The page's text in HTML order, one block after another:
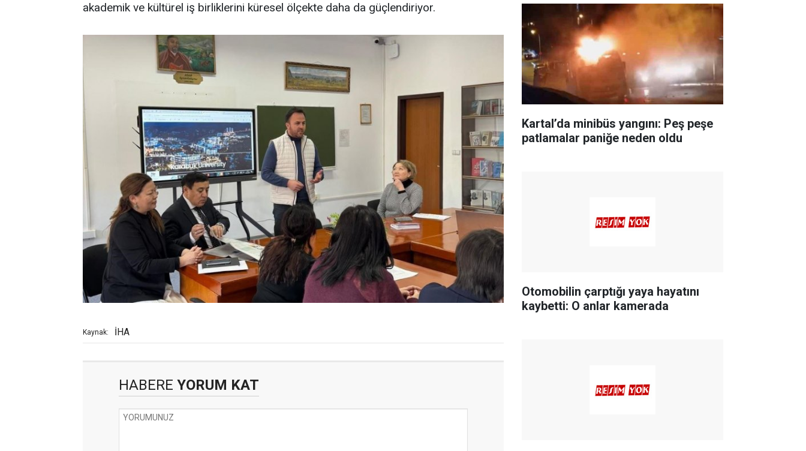
akademik ve kültürel iş birliklerini küresel ölçekte daha da güçlendiriyor.
Kaynak: İHA
HABERE YORUM KAT
Kartal’da minibüs yangını: Peş peşe
patlamalar paniğe neden oldu
Otomobilin çarptığı yaya hayatını
kaybetti: O anlar kamerada